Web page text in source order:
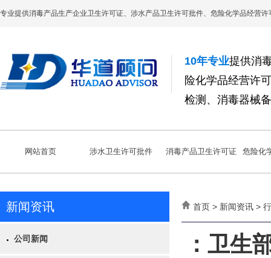
专业提供消毒产品生产企业卫生许可证、涉水产品卫生许可批件、危险化学品经营
10年专业提供消
险化学品经营许
检测、消毒器械
网站首页 涉水卫生许可批件 消毒产品卫生许可证 危险化
新闻资讯
公司新闻
首页 > 新闻资讯 >
：卫生